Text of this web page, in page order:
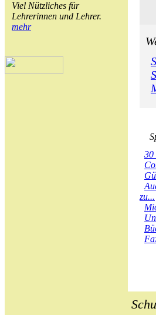
Viel Nützliches für
Lehrerinnen und Lehrer.
mehr
30
zu...